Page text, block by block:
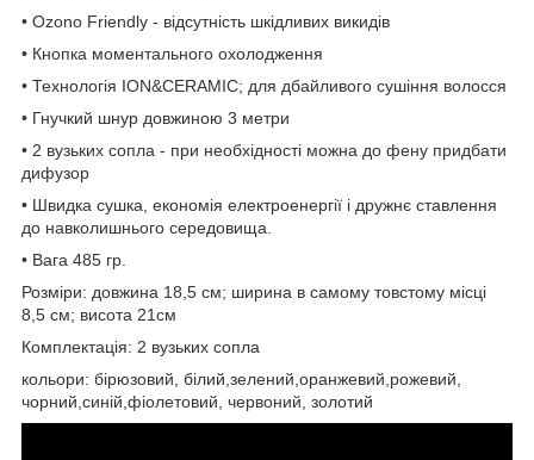
• Ozono Friendly - відсутність шкідливих викидів
• Кнопка моментального охолодження
• Технологія ION&CERAMIC; для дбайливого сушіння волосся
• Гнучкий шнур довжиною 3 метри
• 2 вузьких сопла - при необхідності можна до фену придбати
дифузор
• Швидка сушка, економія електроенергії і дружнє ставлення
до навколишнього середовища.
• Вага 485 гр.
Розміри: довжина 18,5 см; ширина в самому товстому місці
8,5 см; висота 21см
Комплектація: 2 вузьких сопла
кольори: бірюзовий, білий,зелений,оранжевий,рожевий,
чорний,синій,фіолетовий, червоний, золотий